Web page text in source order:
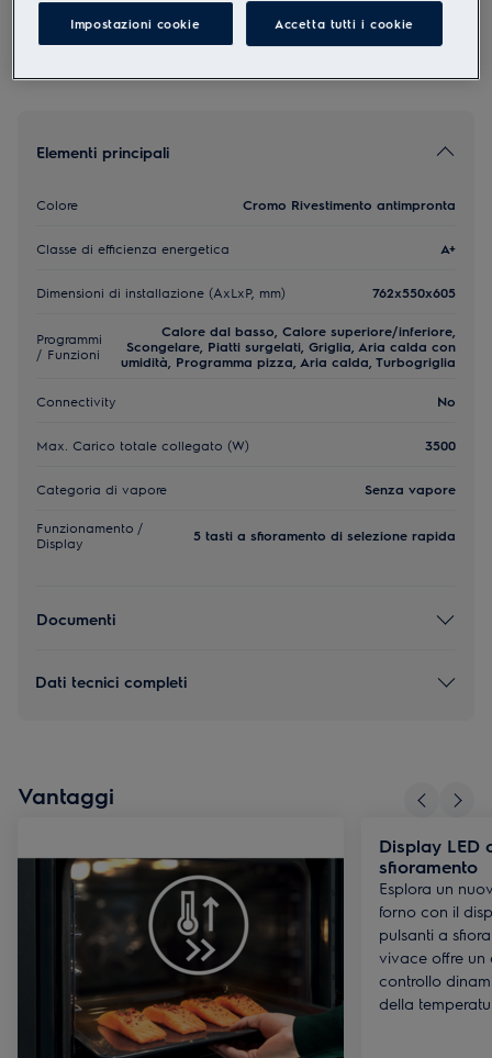
Elementi principali
Colore Cromo Rivestimento antimpronta
Classe di efficienza energetica A+
Dimensioni di installazione (AxLxP, mm) 762x550x605
Programmi
/ Funzioni
Calore dal basso, Calore superiore/inferiore,
Scongelare, Piatti surgelati, Griglia, Aria calda con
umidità, Programma pizza, Aria calda, Turbogriglia
Connectivity No
Max. Carico totale collegato (W) 3500
Categoria di vapore Senza vapore
Funzionamento /
Display
5 tasti a sfioramento di selezione rapida
Documenti
Dati tecnici completi
Vantaggi
Display LED
sfioramento
Esplora un
forno con il
pulsanti a
vivace offre un
controllo
della
Impostazioni cookie Accetta tutti i cookie